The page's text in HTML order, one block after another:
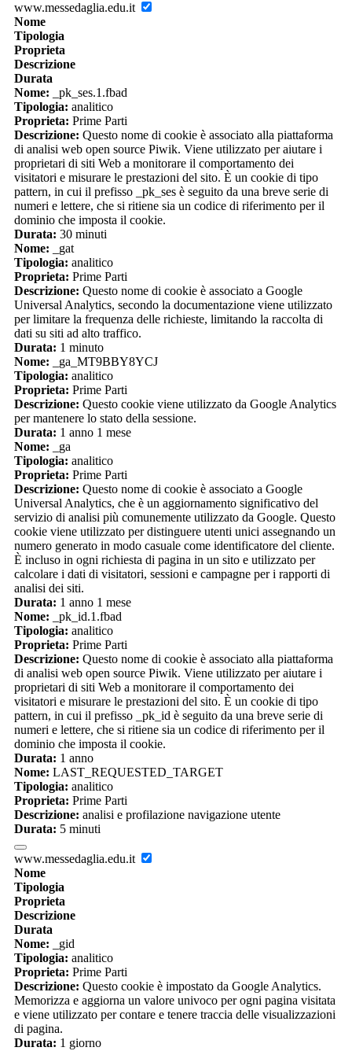
www.messedaglia.edu.it
Nome
Tipologia
Proprieta
Descrizione
Durata
Nome: _pk_ses.1.fbad
Tipologia: analitico
Proprieta: Prime Parti
Descrizione: Questo nome di cookie è associato alla piattaforma
di analisi web open source Piwik. Viene utilizzato per aiutare i
proprietari di siti Web a monitorare il comportamento dei
visitatori e misurare le prestazioni del sito. È un cookie di tipo
pattern, in cui il prefisso _pk_ses è seguito da una breve serie di
numeri e lettere, che si ritiene sia un codice di riferimento per il
dominio che imposta il cookie.
Durata: 30 minuti
Nome: _gat
Tipologia: analitico
Proprieta: Prime Parti
Descrizione: Questo nome di cookie è associato a Google
Universal Analytics, secondo la documentazione viene utilizzato
per limitare la frequenza delle richieste, limitando la raccolta di
dati su siti ad alto traffico.
Durata: 1 minuto
Nome: _ga_MT9BBY8YCJ
Tipologia: analitico
Proprieta: Prime Parti
Descrizione: Questo cookie viene utilizzato da Google Analytics
per mantenere lo stato della sessione.
Durata: 1 anno 1 mese
Nome: _ga
Tipologia: analitico
Proprieta: Prime Parti
Descrizione: Questo nome di cookie è associato a Google
Universal Analytics, che è un aggiornamento significativo del
servizio di analisi più comunemente utilizzato da Google. Questo
cookie viene utilizzato per distinguere utenti unici assegnando un
numero generato in modo casuale come identificatore del cliente.
È incluso in ogni richiesta di pagina in un sito e utilizzato per
calcolare i dati di visitatori, sessioni e campagne per i rapporti di
analisi dei siti.
Durata: 1 anno 1 mese
Nome: _pk_id.1.fbad
Tipologia: analitico
Proprieta: Prime Parti
Descrizione: Questo nome di cookie è associato alla piattaforma
di analisi web open source Piwik. Viene utilizzato per aiutare i
proprietari di siti Web a monitorare il comportamento dei
visitatori e misurare le prestazioni del sito. È un cookie di tipo
pattern, in cui il prefisso _pk_id è seguito da una breve serie di
numeri e lettere, che si ritiene sia un codice di riferimento per il
dominio che imposta il cookie.
Durata: 1 anno
Nome: LAST_REQUESTED_TARGET
Tipologia: analitico
Proprieta: Prime Parti
Descrizione: analisi e profilazione navigazione utente
Durata: 5 minuti
www.messedaglia.edu.it
Nome
Tipologia
Proprieta
Descrizione
Durata
Nome: _gid
Tipologia: analitico
Proprieta: Prime Parti
Descrizione: Questo cookie è impostato da Google Analytics.
Memorizza e aggiorna un valore univoco per ogni pagina visitata
e viene utilizzato per contare e tenere traccia delle visualizzazioni
di pagina.
Durata: 1 giorno